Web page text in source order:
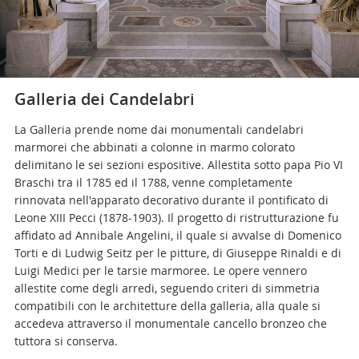
musei@scv.va
Galleria dei Candelabri
La Galleria prende nome dai monumentali candelabri
marmorei che abbinati a colonne in marmo colorato
delimitano le sei sezioni espositive. Allestita sotto papa Pio VI
Braschi tra il 1785 ed il 1788, venne completamente
rinnovata nell'apparato decorativo durante il pontificato di
Leone XIII Pecci (1878-1903). Il progetto di ristrutturazione fu
affidato ad Annibale Angelini, il quale si avvalse di Domenico
Torti e di Ludwig Seitz per le pitture, di Giuseppe Rinaldi e di
Luigi Medici per le tarsie marmoree. Le opere vennero
allestite come degli arredi, seguendo criteri di simmetria
compatibili con le architetture della galleria, alla quale si
accedeva attraverso il monumentale cancello bronzeo che
tuttora si conserva.